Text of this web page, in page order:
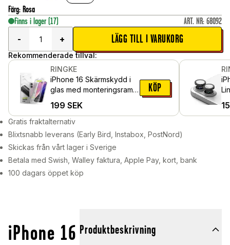
Färg: Rosa
Finns i lager (17) ART. NR: 68092
-
+ LÄGG TILL I VARUKORG
Rekommenderade tillval:
RINGKE
iPhone 16 Skärmskydd i
glas med monteringsram
199 SEK
KÖP
Gratis fraktalternativ
Blixtsnabb leverans (Early Bird, Instabox, PostNord)
Skickas från vårt lager i Sverige
Betala med Swish, Walley faktura, Apple Pay, kort, bank
100 dagars öppet köp
iPhone 16 Produktbeskrivning